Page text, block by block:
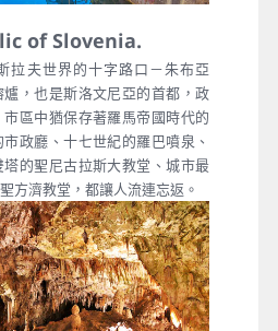
of Slovenia.
拉夫世界的十字路口－朱布亞
，也是斯洛文尼亞的首都，政
區中猶保存著羅馬帝國時代的
政廳、十七世紀的羅巴噴泉、
的聖尼古拉斯大教堂、城市最
方濟教堂，都讓人流連忘返。